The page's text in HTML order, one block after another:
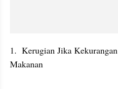
1.  Kerugian Jika
Makanan